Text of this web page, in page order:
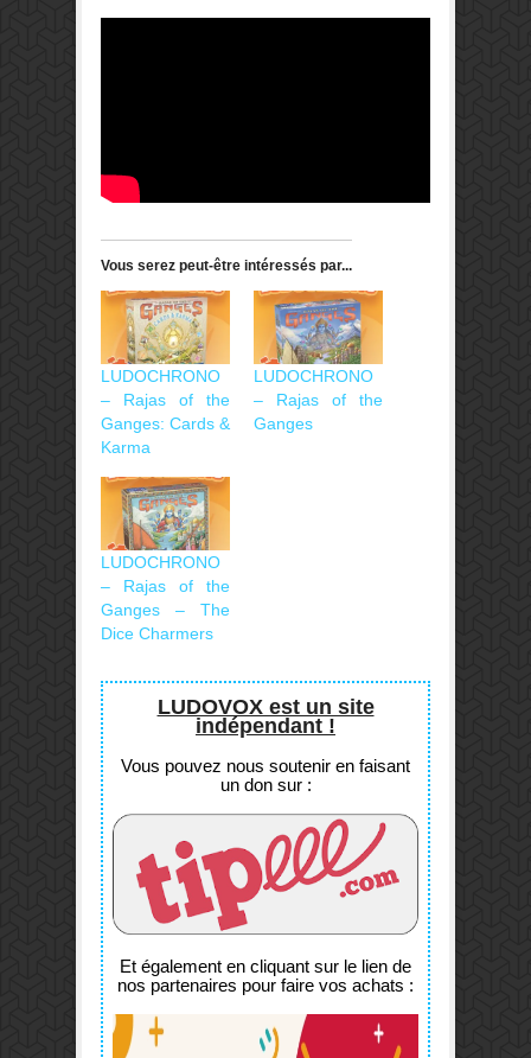
Vous serez peut-être intéressés par...
LUDOCHRONO
– Rajas of the
Ganges: Cards &
Karma
LUDOCHRONO
– Rajas of the
Ganges
LUDOCHRONO
– Rajas of the
Ganges – The
Dice Charmers
LUDOVOX est un site
indépendant !
Vous pouvez nous soutenir en faisant
un don sur :
Et également en cliquant sur le lien de
nos partenaires pour faire vos achats :